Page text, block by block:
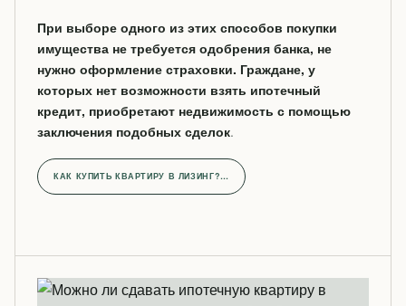
При выборе одного из этих способов покупки
имущества не требуется одобрения банка, не
нужно оформление страховки. Граждане, у
которых нет возможности взять ипотечный
кредит, приобретают недвижимость с помощью
заключения подобных сделок.
КАК КУПИТЬ КВАРТИРУ В ЛИЗИНГ?…